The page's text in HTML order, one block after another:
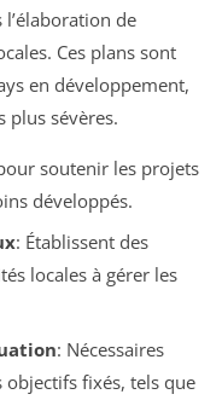
de
Ces plans sont
en développement,
plus sévères.
soutenir les projets
développés.
: Établissent des
locales à gérer les
: Nécessaires
fixés, tels que